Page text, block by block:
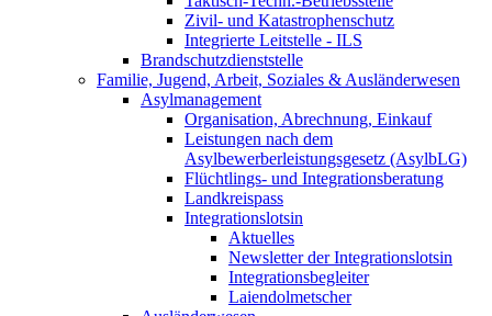
Zivil- und Katastrophenschutz
Integrierte Leitstelle - ILS
Brandschutzdienststelle
Familie, Jugend, Arbeit, Soziales & Ausländerwesen
Asylmanagement
Organisation, Abrechnung, Einkauf
Leistungen nach dem
Asylbewerberleistungsgesetz (AsylbLG)
Flüchtlings- und Integrationsberatung
Landkreispass
Integrationslotsin
Aktuelles
Newsletter der Integrationslotsin
Integrationsbegleiter
Laiendolmetscher